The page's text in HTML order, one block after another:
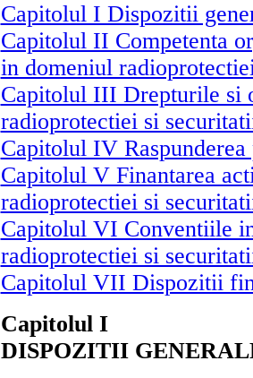
Capitolul I Dispozitii
Capitolul II Competenta
in domeniul
Capitolul III Drepturile si
radioprotectiei si
Capitolul IV
Capitolul V Finantarea
radioprotectiei si
Capitolul VI Conventiile
radioprotectiei si
Capitolul VII Dispozitii
Capitolul I
DISPOZITII